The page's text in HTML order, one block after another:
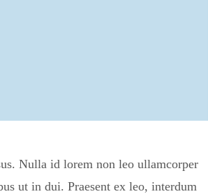
Nulla id lorem non leo ullamcorper
ut in dui. Praesent ex leo, interdum